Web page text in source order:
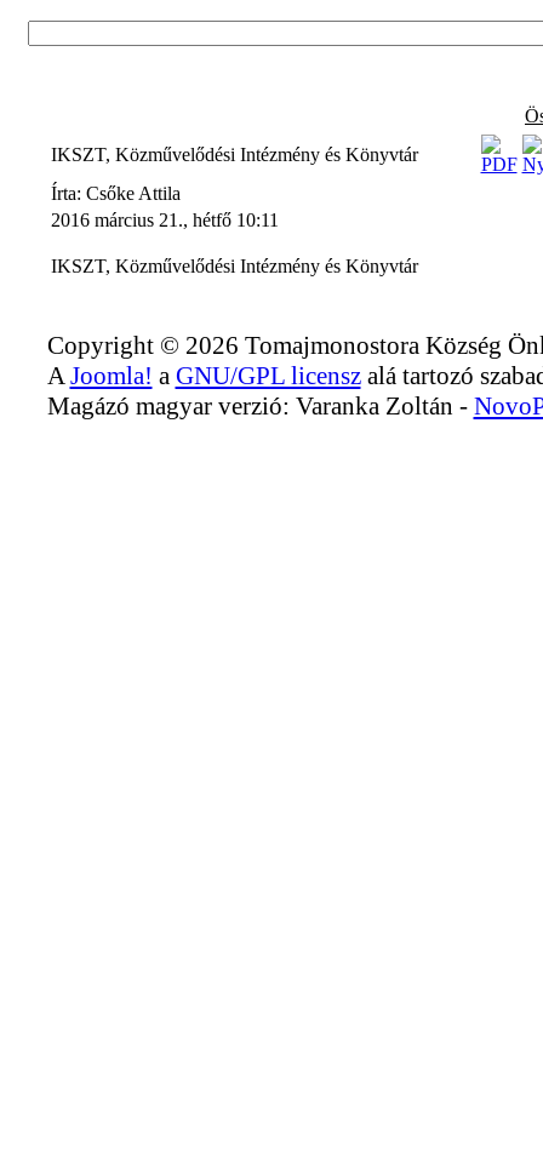
IKSZT, Közművelődési Intézmény és Könyvtár
Írta: Csőke Attila
2016 március 21., hétfő 10:11
IKSZT, Közművelődési Intézmény és Könyvtár
Copyright © 2026 Tomajmonostora Község
A Joomla! a GNU/GPL licenszalá tartozó
Magázó magyar verzió: Varanka Zoltán -